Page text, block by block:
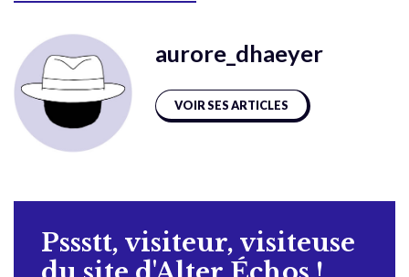
aurore_dhaeyer
VOIR SES ARTICLES
Pssstt, visiteur, visiteuse